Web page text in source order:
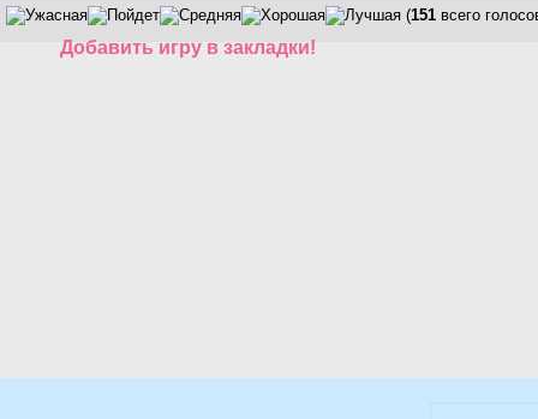
(151 всего
Добавить игру в закладки!